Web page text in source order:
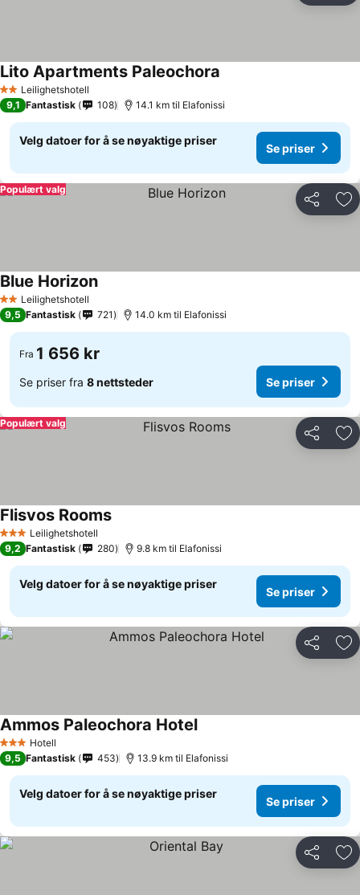
2 StjernerLeilighetshotell
Lito Apartments Paleochora
9,1 Fantastisk 108 14.1 km til Elafonissi
Velg datoer for å se nøyaktige priser
Se priser
Del
Populært valg
2 StjernerLeilighetshotell
Blue Horizon
9,5 Fantastisk 721 14.0 km til Elafonissi
Fra 1 656 kr
Se priser fra 8 nettsteder Se priser
Del
Populært valg
3 StjernerLeilighetshotell
Flisvos Rooms
9,2 Fantastisk 280 9.8 km til Elafonissi
Velg datoer for å se nøyaktige priser
Se priser
Del
3 StjernerHotell
Ammos Paleochora Hotel
9,5 Fantastisk 453 13.9 km til Elafonissi
Velg datoer for å se nøyaktige priser
Se priser
Del